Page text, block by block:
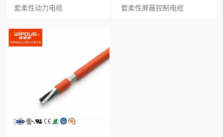
套柔性动力电缆
套柔性屏蔽控制电缆